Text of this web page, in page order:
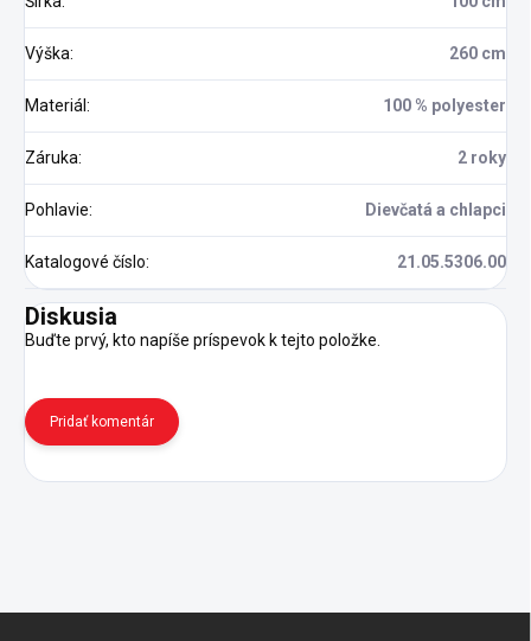
Výška: 260 cm
Materiál : 100 % polyester
Záruka: 2 roky
Pohlavie: Dievčatá a chlapci
Katalogové číslo: 21.05.5306.00
Diskusia
Buďte prvý, kto napíše príspevok k tejto položke.
Pridať komentár